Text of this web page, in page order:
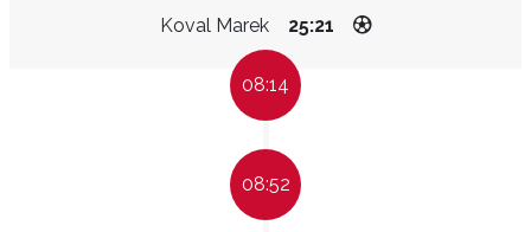
Koval Marek 25:21
08:14
08:52